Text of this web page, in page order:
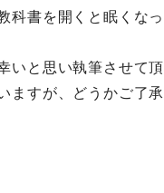
科書を開くと眠くなっ
いと思い執筆させて頂
ますが、どうかご了承